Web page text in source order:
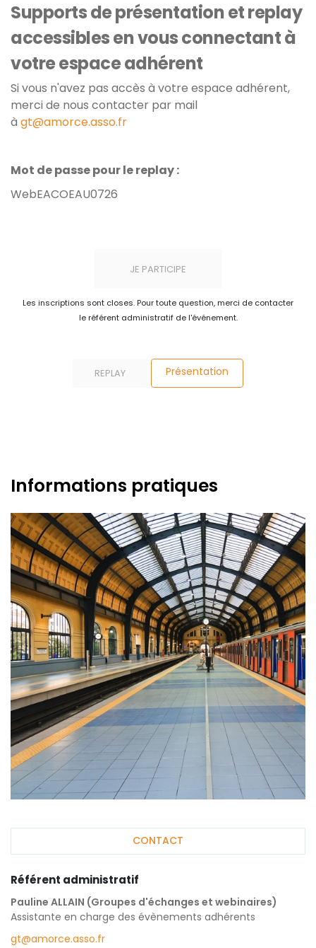
Supports de présentation et replay
accessibles en vous connectant à
votre espace adhérent
Si vous n'avez pas accès à votre espace adhérent,
merci de nous contacter par mail
à gt@amorce.asso.fr
Mot de passe pour le replay :
WebEACOEAU0726
JE PARTICIPE
Les inscriptions sont closes. Pour toute question, merci de contacter
le référent administratif de l'événement.
REPLAY Présentation
Informations pratiques
CONTACT
Référent administratif
Pauline ALLAIN (Groupes d'échanges et webinaires)
Assistante en charge des évènements adhérents
gt@amorce.asso.fr